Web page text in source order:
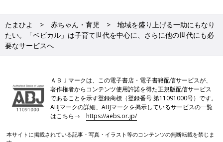
たまひよ 赤ちゃん・育児
地域を盛り上げる一助にもなり
たい。「ベビカル」は子育て世代を中心に、さらに他の世代にも必
要なサービスへ
ＡＢＪマークは、この電子書店・電子書籍配信サービスが、
著作権者からコンテンツ使用許諾を得た正規版配信サービス
であることを示す登録商標（登録番号 第11091000号）です。
ABJマークの詳細、ABJマークを掲示しているサービスの一覧
はこちら→https://aebs.or.jp/
本サイトに掲載されている記事・写真・イラスト等のコンテンツの無断転載を禁じま